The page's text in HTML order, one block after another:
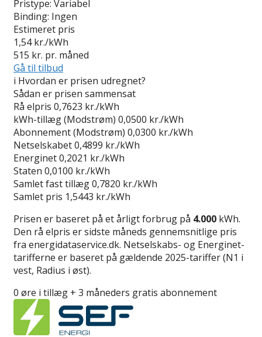
Pristype: Variabel
Binding: Ingen
Estimeret pris
1,54 kr./kWh
515 kr. pr. måned
Gå til tilbud
i Hvordan er prisen udregnet?
Sådan er prisen sammensat
Rå elpris 0,7623 kr./kWh
kWh-tillæg (Modstrøm) 0,0500 kr./kWh
Abonnement (Modstrøm) 0,0300 kr./kWh
Netselskabet0,4899 kr./kWh
Energinet0,2021 kr./kWh
Staten 0,0100 kr./kWh
Samlet fast tillæg0,7820 kr./kWh
Samlet pris 1,5443 kr./kWh
Prisen er baseret på et årligt forbrug på 4.000 kWh.
Den rå elpris er sidste måneds gennemsnitlige pris
fra energidataservice.dk. Netselskabs- og Energinet-
tarifferne er baseret på gældende 2025-tariffer (N1 i
vest, Radius i øst).
0 øre i tillæg + 3 måneders gratis abonnement